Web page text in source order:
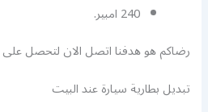
240 امبير.
رضاكم هو هدفنا اتصل الان لتحصل على
تبديل بطارية سيارة عند البيت